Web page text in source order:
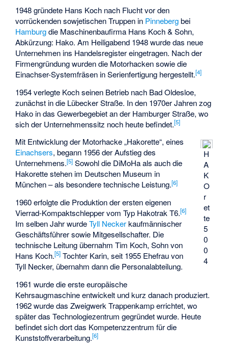
1948 gründete Hans Koch nach Flucht vor den
vorrückenden sowjetischen Truppen in Pinnebergbei
Hamburgdie Maschinenbaufirma Hans Koch & Sohn,
Abkürzung: Hako. Am Heiligabend 1948 wurde das neue
Unternehmen ins Handelsregister eingetragen. Nach der
Firmengründung wurden die Motorhacken sowie die
Einachser-Systemfräsen in Serienfertigung hergestellt.[4]
1954 verlegte Koch seinen Betrieb nach Bad Oldesloe,
zunächst in die Lübecker Straße. In den 1970er Jahren zog
Hako in das Gewerbegebiet an der Hamburger Straße, wo
sich der Unternehmenssitz noch heute befindet.[5]
H
A
K
O
r
et
te
5
0
0
4
Mit Entwicklung der Motorhacke „Hakorette“, eines
Einachsers, begann 1956 der Aufstieg des
Unternehmens.[5] Sowohl die DiMoHa als auch die
Hakorette stehen im Deutschen Museum in
München – als besondere technische Leistung.[6]
1960 erfolgte die Produktion der ersten eigenen
Vierrad-Kompaktschlepper vom Typ Hakotrak T6.[6]
Im selben Jahr wurdeTyll Neckerkaufmännischer
Geschäftsführer sowie Mitgesellschafter. Die
technische Leitung übernahm Tim Koch, Sohn von
Hans Koch.[5] Tochter Karin, seit 1955 Ehefrau von
Tyll Necker, übernahm dann die Personalabteilung.
1961 wurde die erste europäische
Kehrsaugmaschine entwickelt und kurz danach produziert.
1962 wurde das Zweigwerk Trappenkamp errichtet, wo
später das Technologiezentrum gegründet wurde. Heute
befindet sich dort das Kompetenzzentrum für die
Kunststoffverarbeitung.[6]